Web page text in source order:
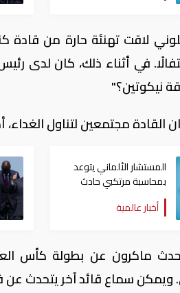
لاقت تهنئة حارة من قادة
في أثناء ذلك، كان لدى
نيكوتين؟"
القادة مجتمعين لتناول
المستشار الألماني يتوعد
بمحاسبة مرتكبي حادث
الدهس في برلين
أخبار عالمية
ماكرون عن بطولة كأس
ويمكن سماع قائد آخر يتحدث عن